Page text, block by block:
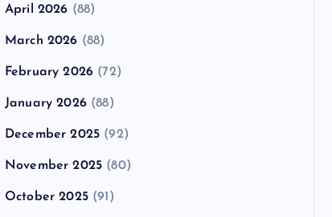
April 2026 (88)
March 2026 (88)
February 2026 (72)
January 2026(88)
December 2025 (92)
November 2025 (80)
October 2025(91)